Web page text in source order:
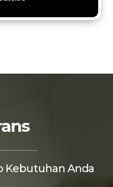
Kebutuhan Anda